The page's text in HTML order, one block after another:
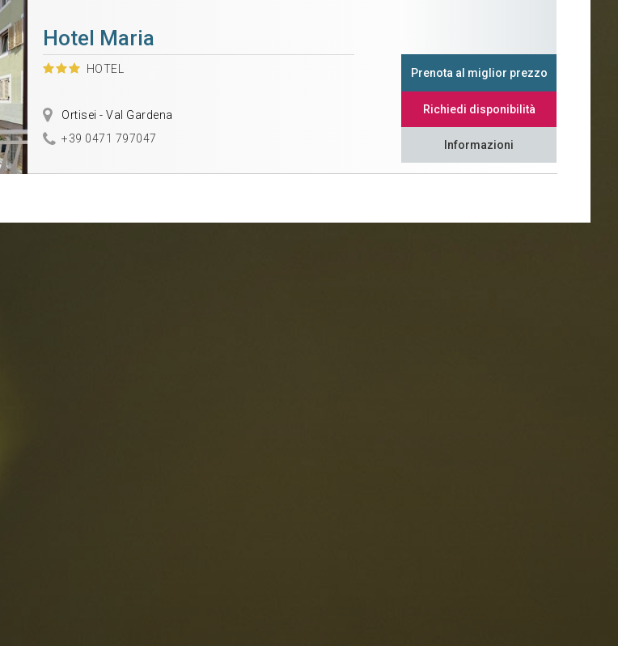
Hotel Maria
HOTEL
Ortisei - Val Gardena
+39 0471 797047
Prenota al miglior prezzo
Richiedi disponibilità
Informazioni